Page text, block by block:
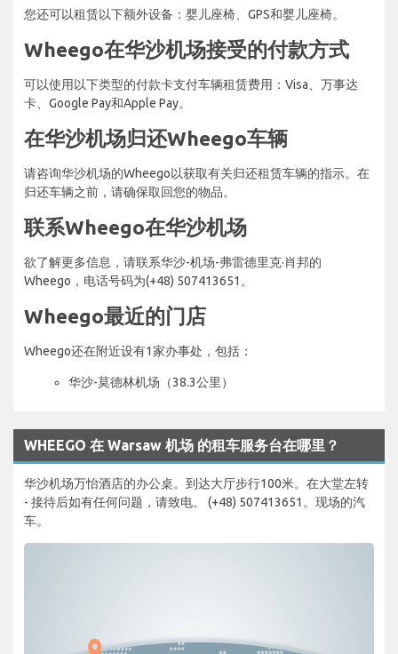
您还可以租赁以下额外设备：婴儿座椅、GPS和婴儿座椅。
Wheego在华沙机场接受的付款方式
可以使用以下类型的付款卡支付车辆租赁费用：Visa、万事达
卡、Google Pay和Apple Pay。
在华沙机场归还Wheego车辆
请咨询华沙机场的Wheego以获取有关归还租赁车辆的指示。在
归还车辆之前，请确保取回您的物品。
联系Wheego在华沙机场
欲了解更多信息，请联系华沙-机场-弗雷德里克·肖邦的
Wheego，电话号码为(+48) 507413651。
Wheego最近的门店
Wheego还在附近设有1家办事处，包括：
华沙-莫德林机场（38.3公里）
WHEEGO 在 Warsaw 机场 的租车服务台在哪里？
华沙机场万怡酒店的办公桌。到达大厅步行100米。在大堂左转
- 接待后如有任何问题，请致电。 (+48) 507413651。现场的汽
车。